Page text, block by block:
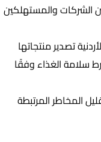
الشركات والمستهلكين
تصدير منتجاتها
سلامة الغذاء وفقًا
المخاطر المرتبطة